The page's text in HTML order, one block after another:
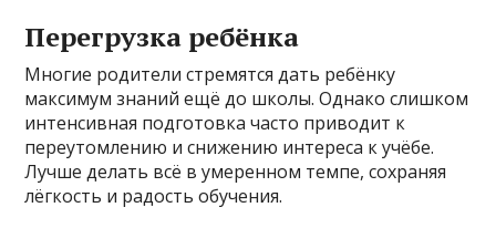
Перегрузка ребёнка
Многие родители стремятся дать ребёнку
максимум знаний ещё до школы. Однако слишком
интенсивная подготовка часто приводит к
переутомлению и снижению интереса к учёбе.
Лучше делать всё в умеренном темпе, сохраняя
лёгкость и радость обучения.